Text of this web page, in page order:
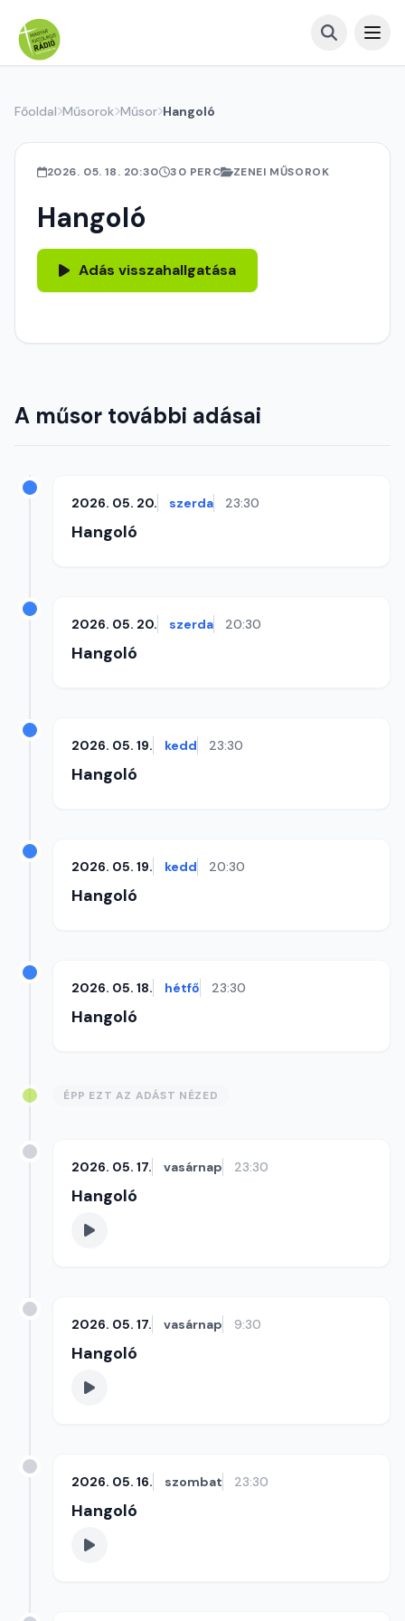
Főoldal Műsorok Műsor Hangoló
2026. 05. 18. 20:30 30 PERC ZENEI MŰSOROK
Hangoló
Adás visszahallgatása
A műsor további adásai
2026. 05. 20. szerda 23:30
Hangoló
2026. 05. 20. szerda 20:30
Hangoló
2026. 05. 19. kedd 23:30
Hangoló
2026. 05. 19. kedd 20:30
Hangoló
2026. 05. 18. hétfő 23:30
Hangoló
ÉPP EZT AZ ADÁST NÉZED
2026. 05. 17. vasárnap 23:30
Hangoló
2026. 05. 17. vasárnap 9:30
Hangoló
2026. 05. 16. szombat 23:30
Hangoló